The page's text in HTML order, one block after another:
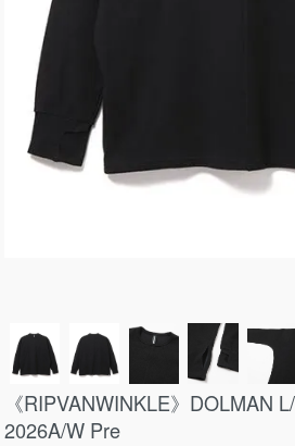
《RIPVANWINKLE》DOLMAN
2026A/W Pre